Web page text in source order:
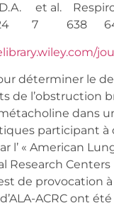
D.A. et al.
7 638
le
de l’obstruction
dans
participant à
l’ « American
Research Centers
de provocation
ACRC ont